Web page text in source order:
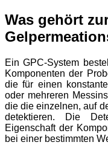
Was gehört
Ein GPC-System
Komponenten der
die für einen
oder mehreren
die die einzelnen, auf
detektieren. Die
Eigenschaft der
bei einer bestimmten